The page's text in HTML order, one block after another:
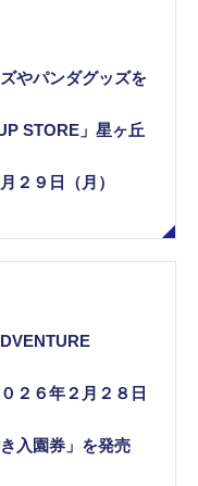
やパンダグッズを
STORE」星ヶ丘
２９⽇（月）
２６年２月２８日
入園券」を発売